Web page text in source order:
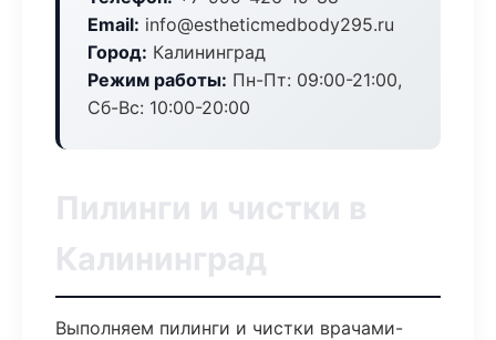
Email: info@estheticmedbody295.ru
Город: Калининград
Режим работы: Пн-Пт: 09:00-21:00,
Сб-Вс: 10:00-20:00
Пилинги и чистки в
Калининград
Выполняем пилинги и чистки врачами-